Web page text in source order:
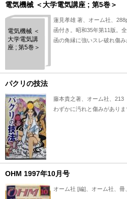
電気機械 ＜大学電気講座 ; 第5巻＞
電気機械 ＜
大学電気講
座 ; 第5巻＞
蓮見孝雄 著、オーム社、
函付き。昭和35年第11版。
函の角縁に強いスレ破れ傷み
パクリの技法
藤本貴之著、オーム社、213
わずかに汚れと傷みがありま
OHM 1997年10月号
オーム社 [編]、オーム社、冊